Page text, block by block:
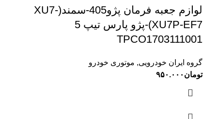
لوازم جعبه فرمان پژو405-سمند(XU7-
XU7P-EF7)-پژو پارس تیپ 5
TPCO1703111001
گروه ایران خودرویی, موتوری خودرو
تومان ۹۵۰.۰۰۰